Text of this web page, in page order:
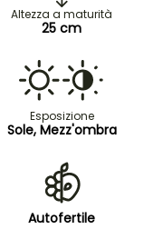
Altezza a maturità
25 cm
Esposizione
Sole, Mezz'ombra
Autofertile